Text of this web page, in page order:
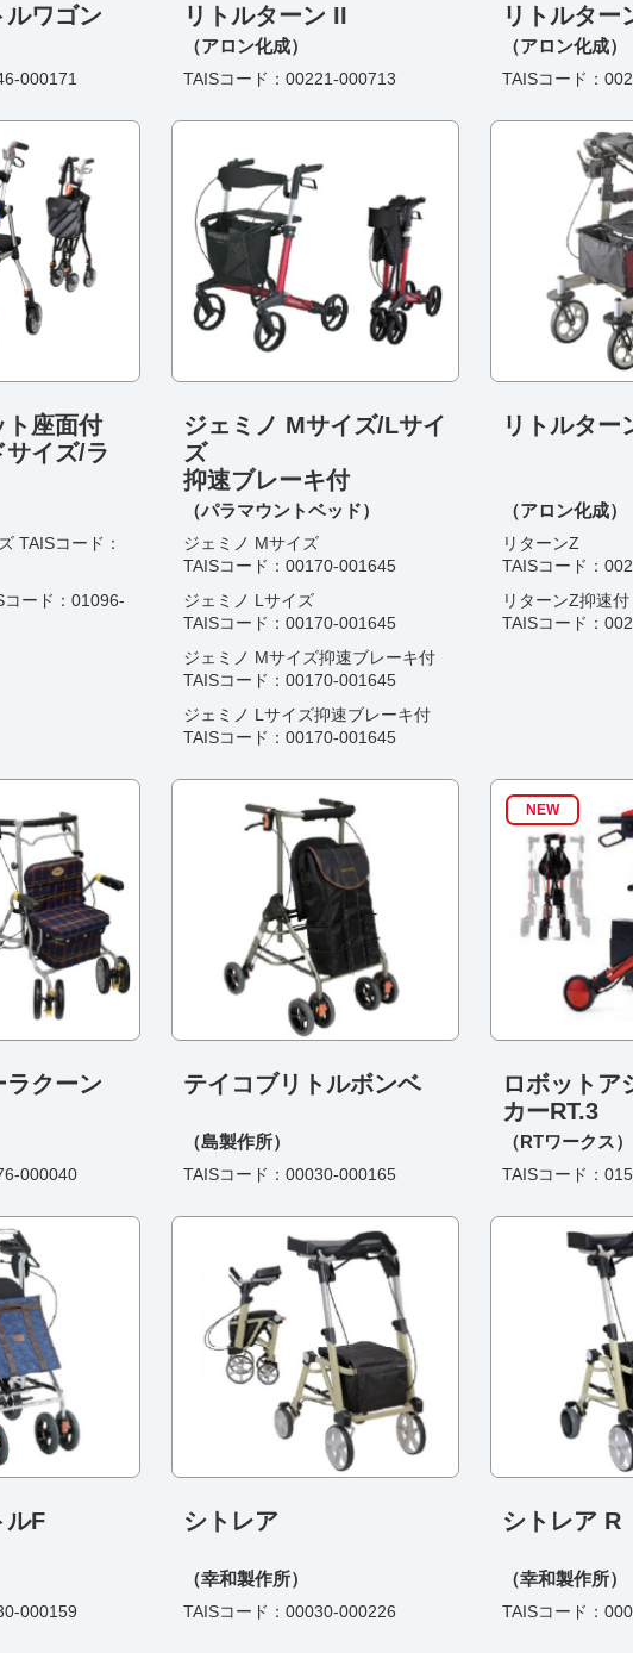
ルワゴン
000171
リトルターン II
（アロン化成）
TAISコード：00221-000713
リトルター
（アロン化成）
TAISコード：
ト座面付
サイズ/ラ
TAISコード：
コード：01096-
ジェミノ Mサイズ/Lサイ
ズ
抑速ブレーキ付
（パラマウントベッド）
ジェミノ Mサイズ
TAISコード：00170-001645
ジェミノ Lサイズ
TAISコード：00170-001645
ジェミノ Mサイズ抑速ブレーキ付
TAISコード：00170-001645
ジェミノ Lサイズ抑速ブレーキ付
TAISコード：00170-001645
リトルター
（アロン化成）
リターンZ
TAISコード：
リターンZ抑速付
TAISコード：
ラクーン
000040
テイコブリトルボンベ
（島製作所）
TAISコード：00030-000165
NEW
ロボットア
カーRT.3
（RTワークス）
TAISコード：
ルF
000159
シトレア
（幸和製作所）
TAISコード：00030-000226
シトレア R
（幸和製作所）
TAISコード：